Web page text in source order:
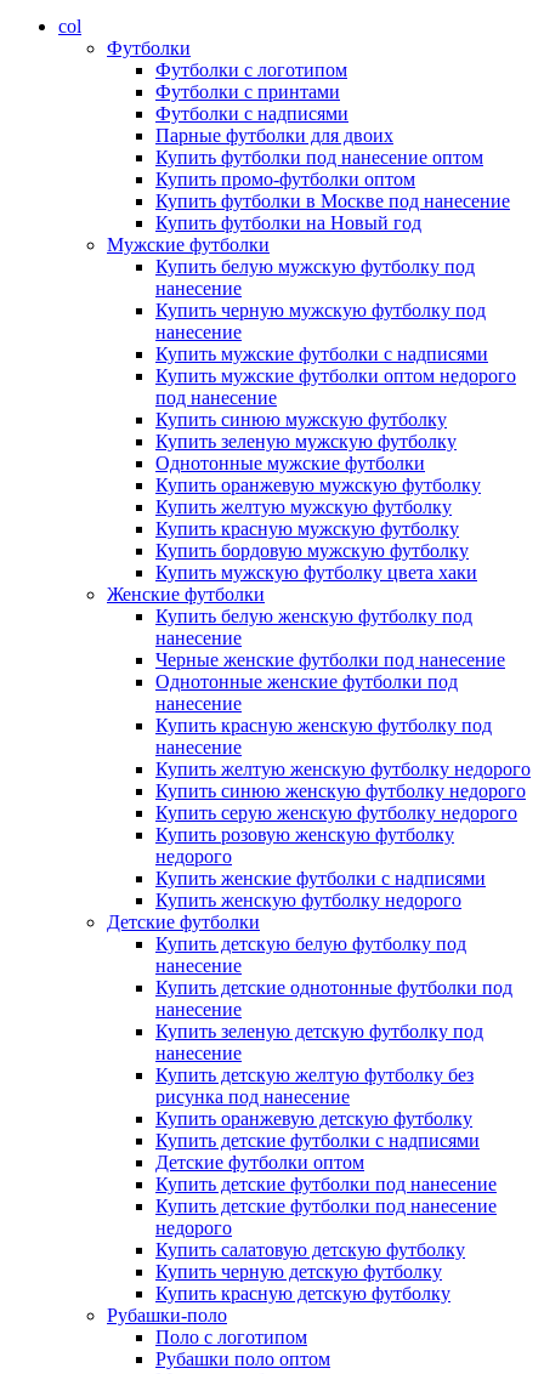
col
Футболки
Футболки с логотипом
Футболки с принтами
Футболки с надписями
Парные футболки для двоих
Купить футболки под нанесение оптом
Купить промо-футболки оптом
Купить футболки в Москве под нанесение
Купить футболки на Новый год
Мужские футболки
Купить белую мужскую футболку под
нанесение
Купить черную мужскую футболку под
нанесение
Купить мужские футболки с надписями
Купить мужские футболки оптом недорого
под нанесение
Купить синюю мужскую футболку
Купить зеленую мужскую футболку
Однотонные мужские футболки
Купить оранжевую мужскую футболку
Купить желтую мужскую футболку
Купить красную мужскую футболку
Купить бордовую мужскую футболку
Купить мужскую футболку цвета хаки
Женские футболки
Купить белую женскую футболку под
нанесение
Черные женские футболки под нанесение
Однотонные женские футболки под
нанесение
Купить красную женскую футболку под
нанесение
Купить желтую женскую футболку недорого
Купить синюю женскую футболку недорого
Купить серую женскую футболку недорого
Купить розовую женскую футболку
недорого
Купить женские футболки с надписями
Купить женскую футболку недорого
Детские футболки
Купить детскую белую футболку под
нанесение
Купить детские однотонные футболки под
нанесение
Купить зеленую детскую футболку под
нанесение
Купить детскую желтую футболку без
рисунка под нанесение
Купить оранжевую детскую футболку
Купить детские футболки с надписями
Детские футболки оптом
Купить детские футболки под нанесение
Купить детские футболки под нанесение
недорого
Купить салатовую детскую футболку
Купить черную детскую футболку
Купить красную детскую футболку
Рубашки-поло
Поло с логотипом
Рубашки поло оптом